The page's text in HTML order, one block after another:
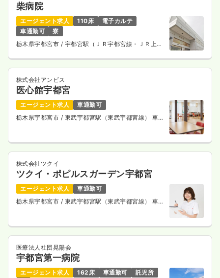
柴病院
エージェント求人 110床
電子カルテ
車通勤可
寮
栃木県宇都宮市 / 宇都宮駅（ＪＲ宇都宮線・ＪＲ上野
株式会社アンビス
医心館宇都宮
エージェント求人
車通勤可
栃木県宇都宮市 / 東武宇都宮駅（東武宇都宮線） 車
株式会社ツクイ
ツクイ・ポピルスガーデン宇都宮
エージェント求人
車通勤可
栃木県宇都宮市 / 東武宇都宮駅（東武宇都宮線） 車
医療法人社団晃陽会
宇都宮第一病院
エージェント求人 162床 車通勤可
託児所